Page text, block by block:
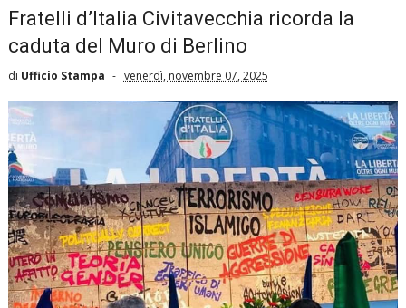
Fratelli d’Italia Civitavecchia ricorda la
caduta del Muro di Berlino
di Ufficio Stampa venerdì, novembre 07, 2025